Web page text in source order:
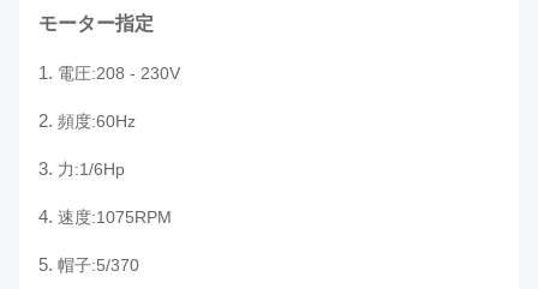
モーター指定
1. 電圧:208 - 230V
2. 頻度:60Hz
3. 力:1/6Hp
4. 速度:1075RPM
5. 帽子:5/370